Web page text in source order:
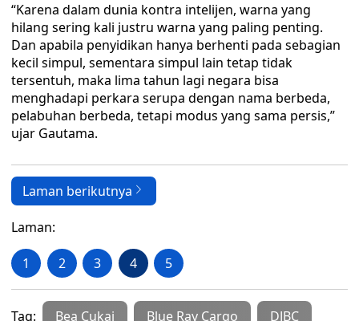
“Karena dalam dunia kontra intelijen, warna yang
hilang sering kali justru warna yang paling penting.
Dan apabila penyidikan hanya berhenti pada sebagian
kecil simpul, sementara simpul lain tetap tidak
tersentuh, maka lima tahun lagi negara bisa
menghadapi perkara serupa dengan nama berbeda,
pelabuhan berbeda, tetapi modus yang sama persis,”
ujar Gautama.
Laman berikutnya
Laman:
1 2 3 4 5
Tag: Bea Cukai Blue Ray Cargo DJBC